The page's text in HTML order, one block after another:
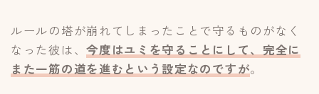
ルールの塔が崩れてしまったことで守るものがなく
なった彼は、今度はユミを守ることにして、完全に
また一筋の道を進むという設定なのですが。